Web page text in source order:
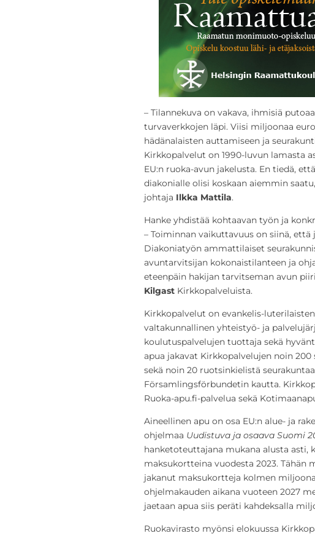
– Tilannekuva on vakava, ihmisiä
turvaverkkojen läpi. Viisi miljoonaa
hädänalaisten auttamiseen ja
Kirkkopalvelut on 1990-luvun lamasta
EU:n ruoka-avun jakelusta. En tiedä,
diakonialle olisi koskaan aiemmin
johtaja Ilkka Mattila.
Hanke yhdistää kohtaavan työn ja
– Toiminnan vaikuttavuus on siinä, että
Diakoniatyön ammattilaiset
avuntarvitsijan kokonaistilanteen ja
eteenpäin hakijan tarvitseman avun
KilgastKirkkopalveluista.
Kirkkopalvelut on evankelis-
valtakunnallinen yhteistyö- ja
koulutuspalvelujen tuottaja sekä
apua jakavat Kirkkopalvelujen noin
sekä noin 20 ruotsinkielistä
Församlingsförbundetin kautta.
Ruoka-apu.fi-palvelua sekä
Aineellinen apu on osa EU:n alue- ja
ohjelmaa Uudistuva ja osaava Suomi
hanketoteuttajana mukana alusta asti,
maksukortteina vuodesta 2023. Tähän
jakanut maksukortteja kolmen
ohjelmakauden aikana vuoteen 2027
jaetaan apua siis peräti kahdeksalla
Ruokavirasto myönsi elokuussa